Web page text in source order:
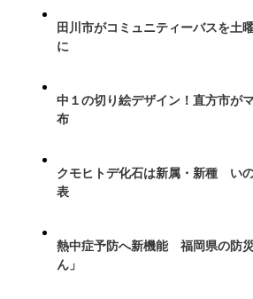
田川市がコミュニティーバスを
に
中１の切り絵デザイン！直方市が
布
クモヒトデ化石は新属・新種 い
表
熱中症予防へ新機能 福岡県の防
ん」